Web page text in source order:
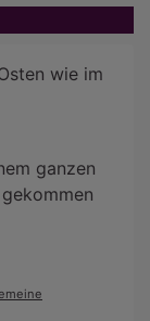
wie im
ganzen